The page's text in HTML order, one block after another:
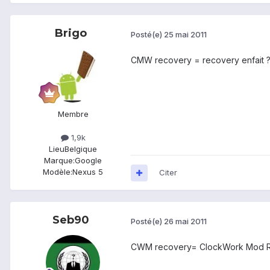
Brigo
Membre
1,9k
LieuBelgique
Marque:Google
Modèle:Nexus 5
Posté(e) 25 mai 2011
CMW recovery = recovery enfait
Citer
Seb90 Posté(e) 26 mai 2011
CWM recovery= ClockWork Mod